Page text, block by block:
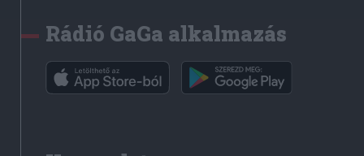
Rádió GaGa alkalmazás